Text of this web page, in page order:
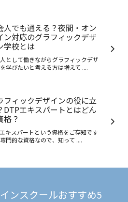
人でも通える？夜間・オン
ン対応のグラフィックデザ
学校とは
として働きながらグラフィックデザ
学びたいと考える方は増えて ....
フィックデザインの役に立
DTPエキスパートとはどん
格？
キスパートという資格をご存知です
門的な資格なので、知って ....
ンスクールおすすめ5